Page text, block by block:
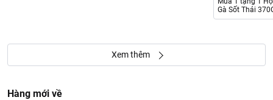
Gà Sốt Thái
Xem thêm
Hàng mới về